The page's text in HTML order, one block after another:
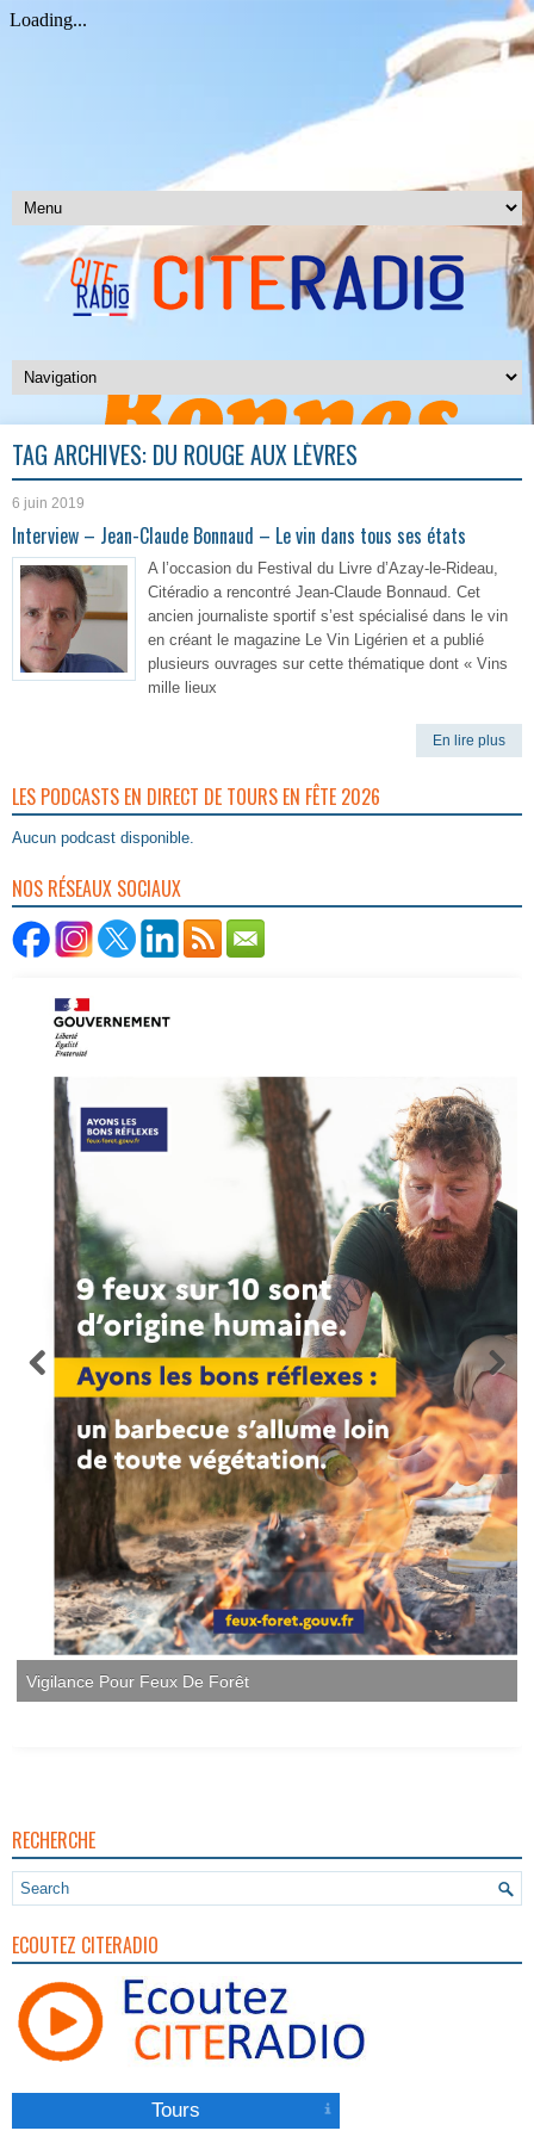
TAG ARCHIVES: DU ROUGE AUX LÈVRES
6 juin 2019
Interview – Jean-Claude Bonnaud – Le vin dans tous ses états
A l’occasion du Festival du Livre d’Azay-le-Rideau,
Citéradio a rencontré Jean-Claude Bonnaud. Cet
ancien journaliste sportif s’est spécialisé dans le vin
en créant le magazine Le Vin Ligérien et a publié
plusieurs ouvrages sur cette thématique dont « Vins
mille lieux
En lire plus
LES PODCASTS EN DIRECT DE TOURS EN FÊTE 2026
Aucun podcast disponible.
NOS RÉSEAUX SOCIAUX
Vigilance Pour Feux De Forêt
RECHERCHE
ECOUTEZ CITERADIO
Tours